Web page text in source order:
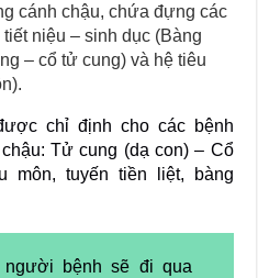
cánh chậu, chứa đựng các
niệu – sinh dục (Bàng
– cổ tử cung) và hệ tiêu
chỉ định cho các bệnh
Tử cung (dạ con) – Cổ
môn, tuyến tiền liệt, bàng
bệnh sẽ đi qua